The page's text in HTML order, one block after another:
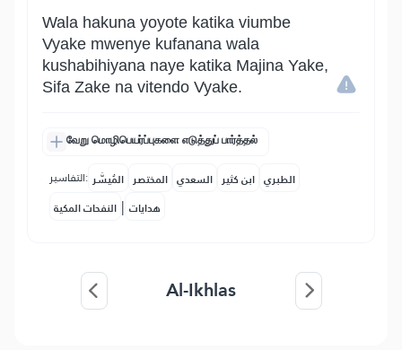
Wala hakuna yoyote katika viumbe
Vyake mwenye kufanana wala
kushabihiyana naye katika Majina Yake,
Sifa Zake na vitendo Vyake.
வேறு மொழிபெயர்ப்புகளை எடுத்துப் பார்த்தல்
التفاسير: المُيسَّر المختصر السعدي ابن كثير الطبري
النفحات المكية | هدايات
Al-Ikhlas